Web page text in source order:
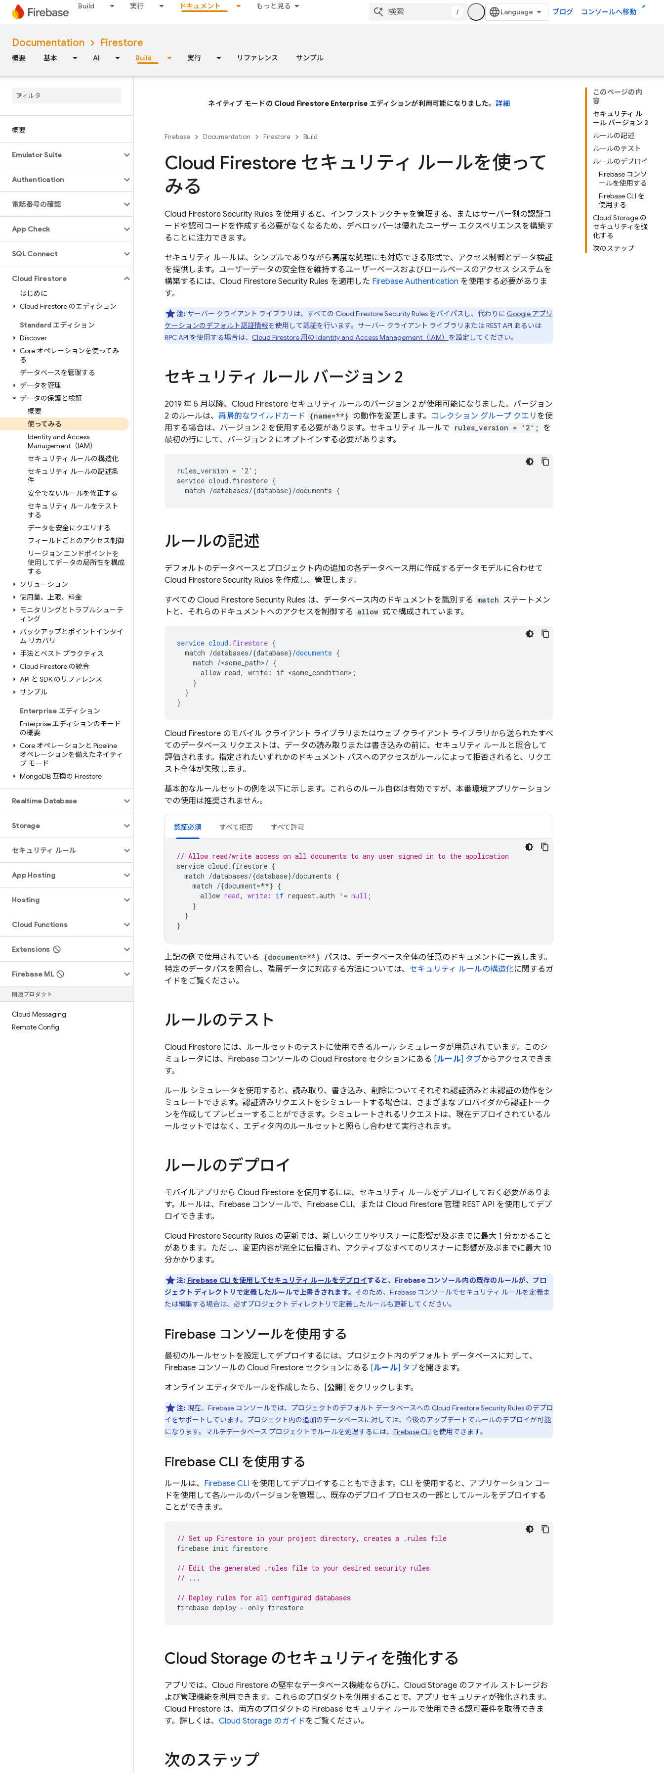
Build 実行 ドキュメント もっと見る
/ ブログ コンソールへ移動
Documentation Firestore
概要 基本 AI Build 実行 リファレンス サンプル
概要
Emulator Suite
Authentication
電話番号の確認
App Check
SQL Connect
Cloud Firestore
はじめに
Cloud Firestore のエディション
Standard エディション
Discover
Core オペレーションを使ってみ
る
データベースを管理する
データを管理
データの保護と検証
概要
使ってみる
Identity and Access
Management（IAM）
セキュリティ ルールの構造化
セキュリティ ルールの記述条
件
安全でないルールを修正する
セキュリティ ルールをテスト
する
データを安全にクエリする
フィールドごとのアクセス制御
リージョン エンドポイントを
使用してデータの局所性を構成
する
ソリューション
使用量、上限、料金
モニタリングとトラブルシューテ
ィング
バックアップとポイントインタイ
ム リカバリ
手法とベスト プラクティス
Cloud Firestore の統合
API と SDK のリファレンス
サンプル
Enterprise エディション
Enterprise エディションのモード
の概要
Core オペレーションと Pipeline
オペレーションを備えたネイティ
ブ モード
MongoDB 互換の Firestore
Realtime Database
Storage
セキュリティ ルール
App Hosting
Hosting
Cloud Functions
Extensions
Firebase ML
関連プロダクト
Cloud Messaging
Remote Config
このページの内
容
セキュリティ ル
ール バージョン 2
ルールの記述
ルールのテスト
ルールのデプロイ
Firebase コンソ
ールを使用する
Firebase CLI を
使用する
Cloud Storage の
セキュリティを強
化する
次のステップ
ネイティブ モードの Cloud Firestore Enterprise エディションが利用可能になりました。詳細
Firebase Documentation Firestore Build
Cloud Firestore セキュリティ ルールを使って
みる
Cloud Firestore Security Rules を使用すると、インフラストラクチャを管理する、またはサーバー側の認証コ
ードや認可コードを作成する必要がなくなるため、デベロッパーは優れたユーザー エクスペリエンスを構築す
ることに注力できます。
セキュリティ ルールは、シンプルでありながら高度な処理にも対応できる形式で、アクセス制御とデータ検証
を提供します。ユーザーデータの安全性を維持するユーザーベースおよびロールベースのアクセス システムを
構築するには、 Cloud Firestore Security Rules を適用した Firebase Authentication を使用する必要がありま
す。
注: サーバー クライアント ライブラリは、すべての Cloud FirestoreSecurity Rulesをバイパスし、代わりに Google アプリ
ケーションのデフォルト認証情報を使用して認証を行います。サーバー クライアント ライブラリまたは REST API あるいは
RPC API を使用する場合は、 Cloud Firestore用の Identity and Access Management（IAM） を設定してください。
セキュリティ ルール バージョン 2
2019 年 5 月以降、 Cloud Firestore セキュリティ ルールのバージョン 2 が使用可能になりました。バージョン
2 のルールは、 再帰的なワイルドカード {name=**} の動作を変更します。 コレクション グループ クエリ を使
用する場合は、バージョン 2 を使用する必要があります。セキュリティ ルールで rules_version = '2';
を
最初の行にして、バージョン 2 にオプトインする必要があります。
rules_version = '2';
service cloud.firestore {
ルールの記述
デフォルトのデータベースとプロジェクト内の追加の各データベース用に作成するデータモデルに合わせて
Cloud Firestore Security Rules を作成し、管理します。
すべての Cloud Firestore Security Rules は、データベース内のドキュメントを識別する match ステートメン
トと、それらのドキュメントへのアクセスを制御する allow 式で構成されています。
service cloud . firestore {
match /databases/{database}/documents {
match /<some_path>/ {
allow read, write : if <some_condition> ;
}
}
}
Cloud Firestore のモバイル クライアント ライブラリまたはウェブ クライアント ライブラリから送られたすべ
てのデータベース リクエストは、データの読み取りまたは書き込みの前に、セキュリティ ルールと照合して
評価されます。指定されたいずれかのドキュメント パスへのアクセスがルールによって拒否されると、リクエ
スト全体が失敗します。
基本的なルールセットの例を以下に示します。これらのルール自体は有効ですが、本番環境アプリケーション
での使用は推奨されません。
認証必須 すべて拒否 すべて許可
// Allow read/write access on all documents to any user signed in to the application
service cloud . firestore {
match /databases/{database}/documents {
match /{document=**} {
allow read, write : if request.auth ! = null ;
}
}
}
上記の例で使用されている {document=**} パスは、データベース全体の任意のドキュメントに一致します。
特定のデータパスを照合し、階層データに対応する方法については、 セキュリティ ルールの構造化に関するガ
イドをご覧ください。
ルールのテスト
Cloud Firestore には、ルールセットのテストに使用できるルール シミュレータが用意されています。このシ
ミュレータには、Firebase コンソールの Cloud Firestore セクションにある [ルール] タブからアクセスできま
す。
ルール シミュレータを使用すると、読み取り、書き込み、削除についてそれぞれ認証済みと未認証の動作をシ
ミュレートできます。認証済みリクエストをシミュレートする場合は、さまざまなプロバイダから認証トーク
ンを作成してプレビューすることができます。シミュレートされるリクエストは、現在デプロイされているル
ールセットではなく、エディタ内のルールセットと照らし合わせて実行されます。
ルールのデプロイ
モバイルアプリから Cloud Firestore を使用するには、セキュリティ ルールをデプロイしておく必要がありま
す。ルールは、Firebase コンソールで、Firebase CLI、または Cloud Firestore 管理 REST API を使用してデプ
ロイできます。
Cloud Firestore Security Rules の更新では、新しいクエリやリスナーに影響が及ぶまでに最大 1 分かかること
があります。ただし、変更内容が完全に伝播され、アクティブなすべてのリスナーに影響が及ぶまでに最大 10
分かかります。
注: Firebase CLI を使用してセキュリティ ルールをデプロイすると、 Firebaseコンソール内の既存のルールが、プロ
ジェクト ディレクトリで定義したルールで上書きされます。 そのため、 Firebase コンソールでセキュリティ ルールを定義ま
たは編集する場合は、必ずプロジェクト ディレクトリで定義したルールも更新してください。
Firebase コンソールを使用する
最初のルールセットを設定してデプロイするには、プロジェクト内のデフォルト データベースに対して、
Firebase コンソールの Cloud Firestore セクションにある [ルール] タブを開きます。
オンライン エディタでルールを作成したら、[公開] をクリックします。
注: 現在、 Firebaseコンソールでは、プロジェクトのデフォルト データベースへの Cloud FirestoreSecurity Rulesのデプロ
イをサポートしています。プロジェクト内の追加のデータベースに対しては、今後のアップデートでルールのデプロイが可能
になります。マルチデータベース プロジェクトでルールを処理するには、 Firebase CLI を使用できます。
Firebase CLI を使用する
ルールは、 Firebase CLI を使用してデプロイすることもできます。CLI を使用すると、アプリケーション コー
ドを使用して各ルールのバージョンを管理し、既存のデプロイ プロセスの一部としてルールをデプロイする
ことができます。
// Set up Firestore in your project directory, creates a .rules file
firebase init firestore
// Edit the generated .rules file to your desired security rules
// ...
// Deploy rules for all configured databases
firebase deploy --only firestore
Cloud Storage のセキュリティを強化する
アプリでは、 Cloud Firestore の堅牢なデータベース機能ならびに、 Cloud Storage のファイル ストレージお
よび管理機能を利用できます。これらのプロダクトを併用することで、アプリ セキュリティが強化されます。
Cloud Firestore は、両方のプロダクトの Firebase セキュリティ ルールで使用できる認可要件を取得できま
す。詳しくは、 Cloud Storage のガイドをご覧ください。
次のステップ